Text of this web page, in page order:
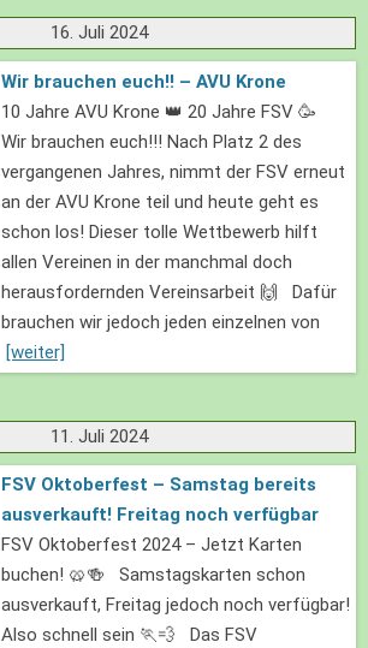
16. Juli 2024
Wir brauchen euch!! – AVU Krone
10 Jahre AVU Krone 👑 20 Jahre FSV 🥳
Wir brauchen euch!!! Nach Platz 2 des
vergangenen Jahres, nimmt der FSV erneut
an der AVU Krone teil und heute geht es
schon los! Dieser tolle Wettbewerb hilft
allen Vereinen in der manchmal doch
herausfordernden Vereinsarbeit 🙌 Dafür
brauchen wir jedoch jeden einzelnen von
[weiter]
11. Juli 2024
FSV Oktoberfest – Samstag bereits
ausverkauft! Freitag noch verfügbar
FSV Oktoberfest 2024 – Jetzt Karten
buchen! 🥨🍻 Samstagskarten schon
ausverkauft, Freitag jedoch noch verfügbar!
Also schnell sein 🏃💨 Das FSV